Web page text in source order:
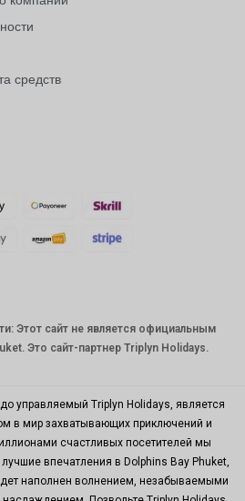
вона
средств
Этот сайт не является официальным
Это сайт-партнер Triplyn Holidays.
управляемый Triplyn Holidays, является
в мир захватывающих приключений и
счастливых посетителей мы
впечатления в Dolphins Bay Phuket,
наполнен волнением, незабываемыми